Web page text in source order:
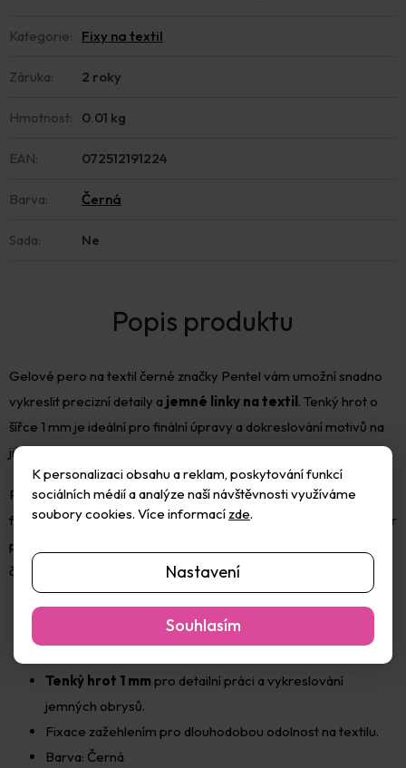
K personalizaci obsahu a reklam, poskytování funkcí
sociálních médií a analýze naší návštěvnosti využíváme
soubory cookies. Více informací zde.
Nastavení
Souhlasím
Gelové pero na textil černé značky Pentel vám umožní snadno
vykreslit precizní detaily a jemné linky na textil. Tenký hrot o
šířce 1 mm je ideální pro finální úpravy a dokreslování motivů na
již zaschlé textilní malby.
Pro zajištění trvanlivosti a odolnosti při praní se výsledný motiv
fixuje zažehlením. Pokud plánujete pero použít pro tvorbu kontur
před samotným vybarvováním, je nutné linky nejprve zažehlit,
čímž zabráníte jejich rozpíjení v následně nanášených barev.
Tenký hrot 1 mm pro detailní práci a vykreslování
jemných obrysů.
Fixace zažehlením pro dlouhodobou odolnost na textilu.
Barva: Černá
Kategorie: Fixy na textil
Záruka: 2 roky
Hmotnost: 0.01 kg
EAN: 072512191224
Barva: Černá
Sada: Ne